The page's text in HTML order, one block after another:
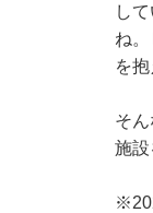
し
ね
を
そ
施設